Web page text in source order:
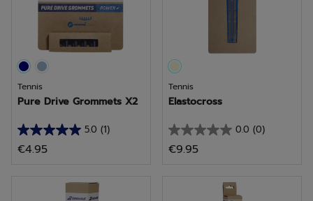
beoordeling
Tennis
Pure Drive Grommets X2
5.0 (1)
5.0
van
€4.95
Tennis
Elastocross
0.0 (0)
0.0
van
€9.95